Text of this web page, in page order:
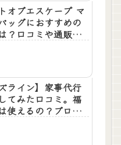
オブエスケープ マ
ッグにおすすめの
？口コミや通販方
ズライン】家事代行
てみた口コミ。福
使えるの？ブログ